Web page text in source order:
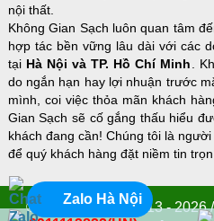
Zalo Hà Nội
nội thất.
Không Gian Sạch luôn quan tâm
hợp tác bền vững lâu dài với các
tại Hà Nội và TP. Hồ Chí Minh .
do ngắn hạn hay lợi nhuận trước
mình, coi việc thỏa mãn khách
Gian Sạch sẽ cố gắng thấu hiểu
khách đang cần! Chúng tôi là
để quý khách hàng đặt niềm tin
© COPYRIGHT 2013 - 2026